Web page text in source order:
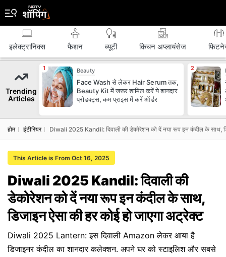
इलेक्ट्रानिक्स फैशन ब्‍यूटी किचन अप्लायंसेज
Trending
Articles
Beauty
Face Wash से लेकर Hair Serum तक,
Beauty Kit में जरूर शामिल करें ये शानदार
प्रोडक्ट्स, कम प्राइस में करें ऑर्डर
होम इंटीरियर Diwali 2025 Kandil: दिवाली की डेकोरेशन को दें नया रूप इन कंदील के साथ,
This Article is From Oct 16, 2025
Diwali 2025 Kandil: दिवाली की
डेकोरेशन को दें नया रूप इन कंदील के साथ,
डिजाइन ऐसा की हर कोई हो जाएगा अट्रेक्‍ट
Diwali 2025 Lantern: इस दिवाली Amazon लेकर आया है
डिजाइनर कंदील का शानदार कलेक्‍शन. अपने घर को स्‍टाइलिश और सबसे